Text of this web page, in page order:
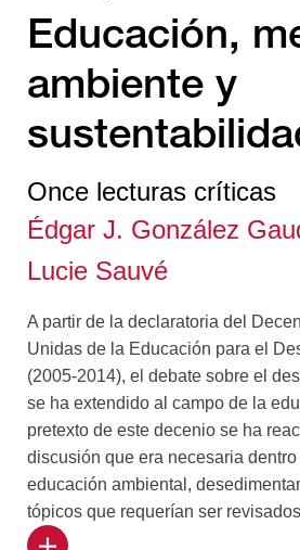
Educación,
ambiente y
Once lecturas críticas
Édgar J. González
Lucie Sauvé
A partir de la declaratoria del
Unidas de la Educación para el
(2005-2014), el debate sobre el
se ha extendido al campo de la
pretexto de este decenio se ha
discusión que era necesaria
educación ambiental,
tópicos que requerían ser